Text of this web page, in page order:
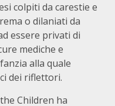
colpiti da carestie e
o dilaniati da
essere privati di
mediche e
alla quale
dei riflettori.
Children ha